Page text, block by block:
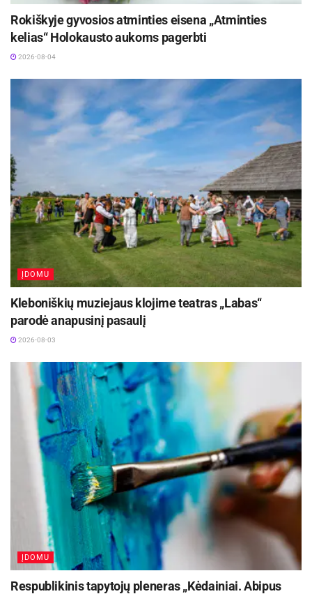
Rokiškyje gyvosios atminties eisena „Atminties
kelias“ Holokausto aukoms pagerbti
2026-08-04
ĮDOMU
Kleboniškių muziejaus klojime teatras „Labas“
parodė anapusinį pasaulį
2026-08-03
ĮDOMU
Respublikinis tapytojų pleneras „Kėdainiai. Abipus